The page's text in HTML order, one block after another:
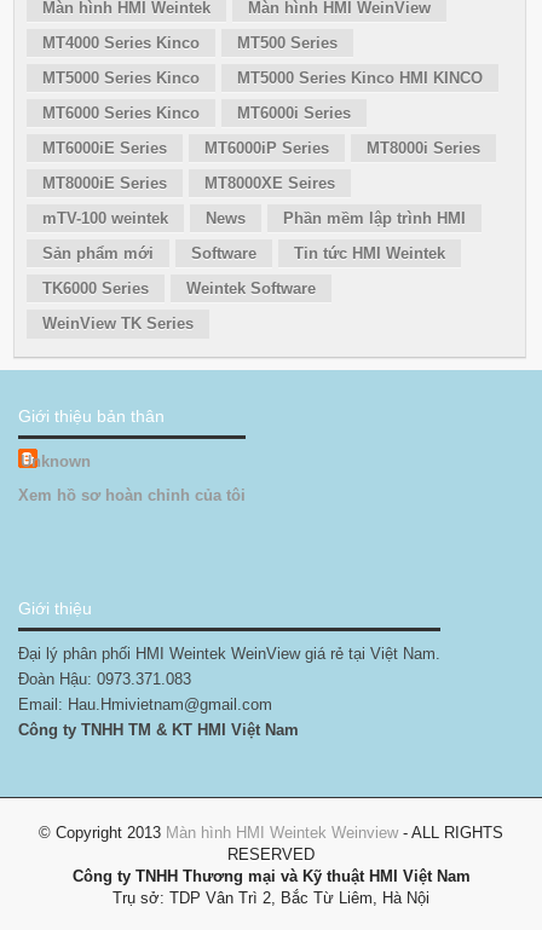
Màn hình HMI Weintek
Màn hình HMI WeinView
MT4000 Series Kinco
MT500 Series
MT5000 Series Kinco
MT5000 Series Kinco HMI KINCO
MT6000 Series Kinco
MT6000i Series
MT6000iE Series
MT6000iP Series
MT8000i Series
MT8000iE Series
MT8000XE Seires
mTV-100 weintek
News
Phần mềm lập trình HMI
Sản phẩm mới
Software
Tin tức HMI Weintek
TK6000 Series
Weintek Software
WeinView TK Series
Giới thiệu bản thân
Unknown
Xem hồ sơ hoàn chỉnh của tôi
Giới thiệu
Đại lý phân phối HMI Weintek WeinView giá rẻ tại Việt Nam.
Đoàn Hậu: 0973.371.083
Email: Hau.Hmivietnam@gmail.com
Công ty TNHH TM & KT HMI Việt Nam
© Copyright 2013 Màn hình HMI Weintek Weinview- ALL RIGHTS
RESERVED
Công ty TNHH Thương mại và Kỹ thuật HMI Việt Nam
Trụ sở: TDP Vân Trì 2, Bắc Từ Liêm, Hà Nội